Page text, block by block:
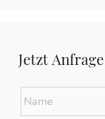
Jetzt
Name *